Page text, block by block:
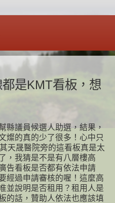
是KMT看板，想
縣議員候選人助選，結果，
燦的真的少了很多！心中只
天晟醫院旁的這看板真是太
，我猜是不是有八層樓高
告看板是否都有依法申請
經過申請審核的喔！這麼高
並說明是否租用？租用人是
的話，贊助人依法也應該填